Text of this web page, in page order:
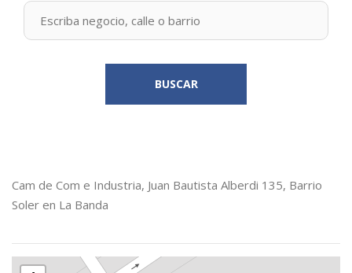
BUSCAR
Cam de Com e Industria, Juan Bautista Alberdi 135, Barrio
Soler en La Banda